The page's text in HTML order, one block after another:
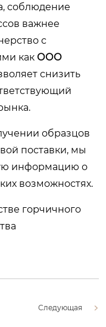
соблюдение
важнее
с
как ООО
снизить
образцов
поставки, мы
информацию о
возможностях.
горчичного
Следующая